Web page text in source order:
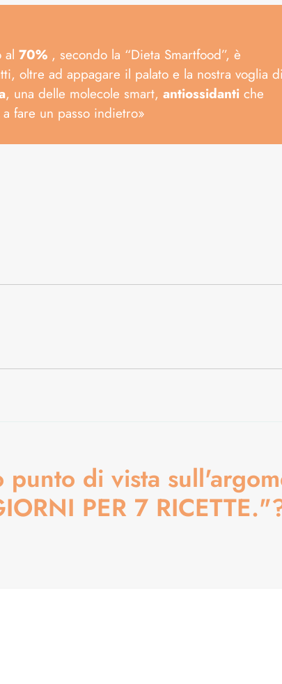
al 70%, secondo la “Dieta Smartfood”, è
oltre ad appagare il palato e la nostra voglia di
, una delle molecole smart, antiossidantiche
fare un passo indietro»
di vista
PER 7